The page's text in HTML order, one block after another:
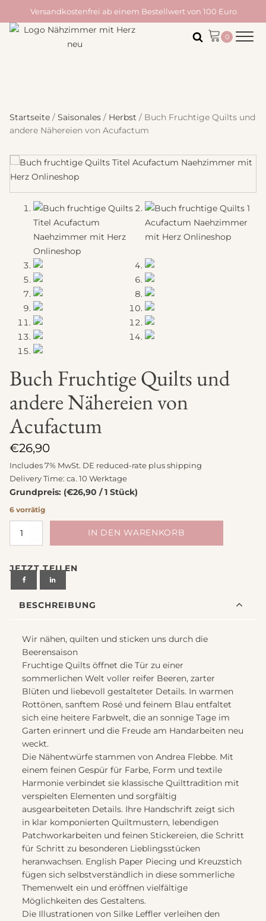
Versandkostenfrei ab einem Bestellwert von 100 Euro
Startseite / Saisonales / Herbst / Buch Fruchtige Quilts und
andere Nähereien von Acufactum
Buch Fruchtige Quilts und
andere Nähereien von
Acufactum
€26,90
Includes 7% MwSt. DE reduced-rate plusshipping
Delivery Time: ca. 10 Werktage
Grundpreis: (€26,90 / 1 Stück)
6 vorrätig
Buch
Fruchtige
und
andere
von
IN DEN WARENKORB
JETZT TEILEN
BESCHREIBUNG
Wir nähen, quilten und sticken uns durch die
Beerensaison
Fruchtige Quilts öffnet die Tür zu einer
sommerlichen Welt voller reifer Beeren, zarter
Blüten und liebevoll gestalteter Details. In warmen
Rottönen, sanftem Rosé und feinem Blau entfaltet
sich eine heitere Farbwelt, die an sonnige Tage im
Garten erinnert und die Freude am Handarbeiten neu
weckt.
Die Nähentwürfe stammen von Andrea Flebbe. Mit
einem feinen Gespür für Farbe, Form und textile
Harmonie verbindet sie klassische Quilttradition mit
verspielten Elementen und sorgfältig
ausgearbeiteten Details. Ihre Handschrift zeigt sich
in klar komponierten Quiltmustern, lebendigen
Patchworkarbeiten und feinen Stickereien, die Schritt
für Schritt zu besonderen Lieblingsstücken
heranwachsen. English Paper Piecing und Kreuzstich
fügen sich selbstverständlich in diese sommerliche
Themenwelt ein und eröffnen vielfältige
Möglichkeiten des Gestaltens.
Die Illustrationen von Silke Leffler verleihen den